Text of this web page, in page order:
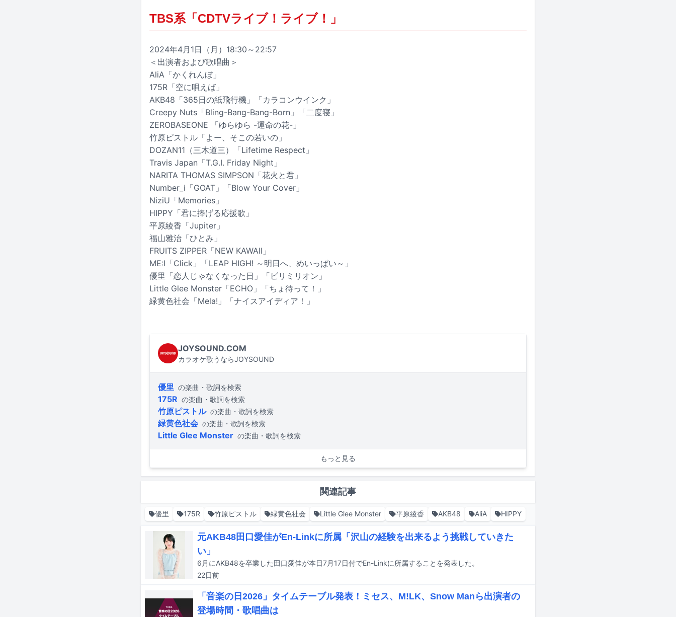
TBS系「CDTVライブ！ライブ！」
2024年4月1日（月）18:30～22:57
＜出演者および歌唱曲＞
AliA「かくれんぼ」
175R「空に唄えば」
AKB48「365日の紙飛行機」「カラコンウインク」
Creepy Nuts「Bling-Bang-Bang-Born」「二度寝」
ZEROBASEONE 「ゆらゆら -運命の花-」
竹原ピストル「よー、そこの若いの」
DOZAN11（三木道三）「Lifetime Respect」
Travis Japan「T.G.I. Friday Night」
NARITA THOMAS SIMPSON「花火と君」
Number_i「GOAT」「Blow Your Cover」
NiziU「Memories」
HIPPY「君に捧げる応援歌」
平原綾香「Jupiter」
福山雅治「ひとみ」
FRUITS ZIPPER「NEW KAWAII」
ME:I「Click」「LEAP HIGH! ～明日へ、めいっぱい～」
優里「恋人じゃなくなった日」「ビリミリオン」
Little Glee Monster「ECHO」「ちょ待って！」
緑黄色社会「Mela!」「ナイスアイディア！」
JOYSOUND.COM
カラオケ歌うならJOYSOUND
優里 の楽曲・歌詞を検索
175R の楽曲・歌詞を検索
竹原ピストル の楽曲・歌詞を検索
緑黄色社会 の楽曲・歌詞を検索
Little Glee Monster の楽曲・歌詞を検索
もっと見る
関連記事
優里 175R 竹原ピストル 緑黄色社会 Little Glee Monster 平原綾香 AKB48 AliA HIPPY
元AKB48田口愛佳がEn-Linkに所属「沢山の経験を出来るよう挑戦していきた
い」
6月にAKB48を卒業した田口愛佳が本日7月17日付でEn-Linkに所属することを発表した。
22日前
「音楽の日2026」タイムテーブル発表！ミセス、M!LK、Snow Manら出演者の
登場時間・歌唱曲は